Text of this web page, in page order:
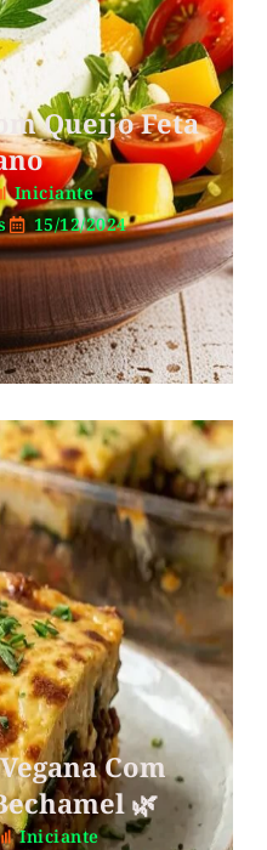
Queijo Feta
Iniciante
15/12/2024
Com
🌿
Iniciante